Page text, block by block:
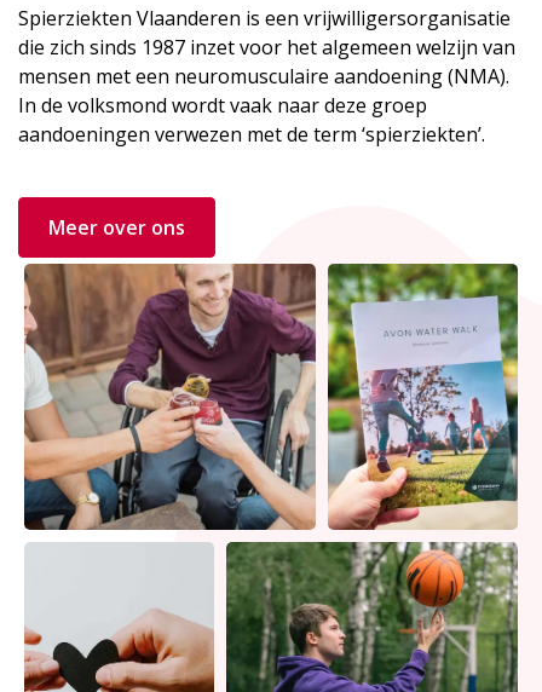
Spierziekten Vlaanderen is een vrijwilligersorganisatie
die zich sinds 1987 inzet voor het algemeen welzijn van
mensen met een neuromusculaire aandoening (NMA).
In de volksmond wordt vaak naar deze groep
aandoeningen verwezen met de term ‘spierziekten’.
Meer over ons